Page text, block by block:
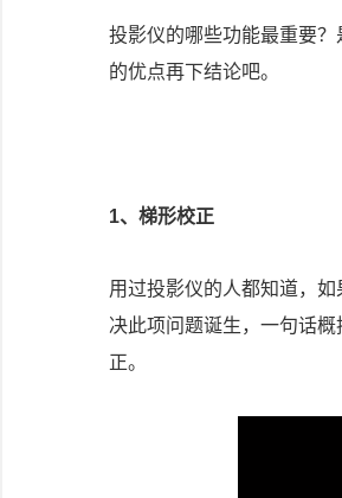
投影仪的哪些功能最重要
的优点再下结论吧。
1、梯形校正
用过投影仪的人都知道，
决此项问题诞生，一句话
正。